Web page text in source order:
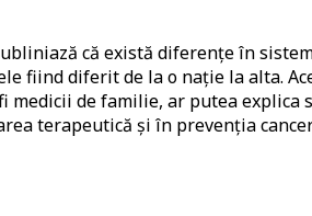
că există diferențe în
fiind diferit de la o nație la alta.
medicii de familie, ar putea explica
terapeutică și în prevenția